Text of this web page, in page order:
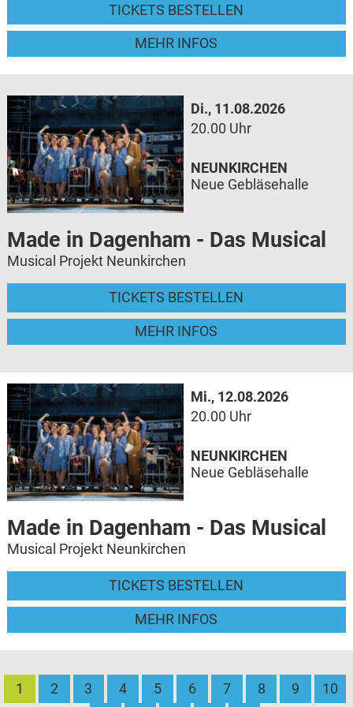
TICKETS BESTELLEN
MEHR INFOS
Di., 11.08.2026
20.00 Uhr
Made in Dagenham - Das Musical
Musical Projekt Neunkirchen
TICKETS BESTELLEN
MEHR INFOS
NEUNKIRCHEN
Neue Gebläsehalle
Mi., 12.08.2026
20.00 Uhr
Made in Dagenham - Das Musical
Musical Projekt Neunkirchen
TICKETS BESTELLEN
MEHR INFOS
NEUNKIRCHEN
Neue Gebläsehalle
1 2 3 4 5 6 7 8 9
10